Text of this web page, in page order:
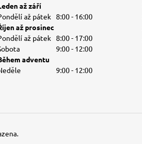
až září
až pátek 8:00 - 16:00
až prosinec
až pátek 8:00 - 17:00
9:00 - 12:00
adventu
9:00 - 12:00